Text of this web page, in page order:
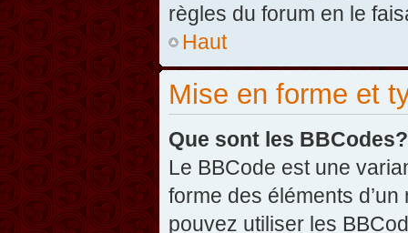
règles du forum en le
Haut
Mise en forme et
Que sont les BBCodes?
Le BBCode est une
forme des éléments
pouvez utiliser les